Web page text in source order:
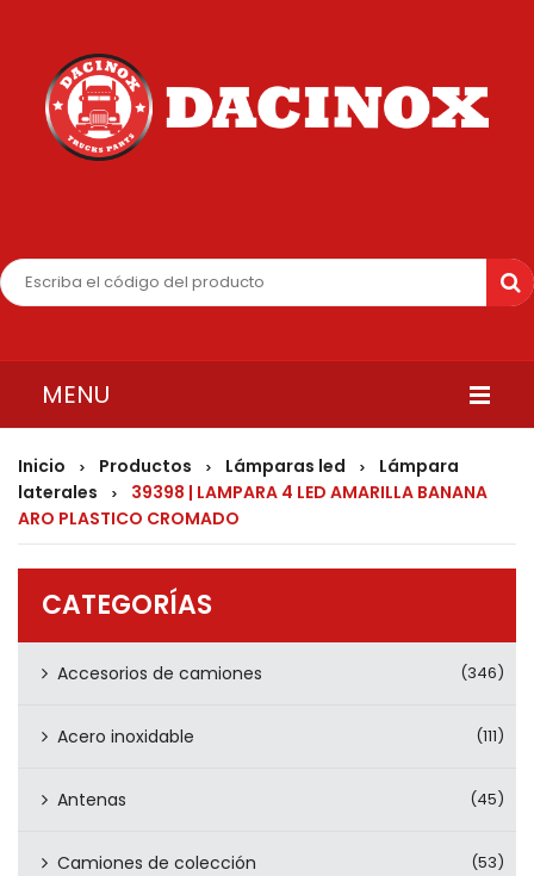
MENU
INICIO
QUIENES SOMOS
PRODUCTOS
CONTÁCTENOS
Inicio > Productos > Lámparas led >
Lámpara
laterales
>
39398 | LAMPARA 4 LED AMARILLA BANANA
ARO PLASTICO CROMADO
CATEGORÍAS
Accesorios de camiones (346)
Acero inoxidable (111)
Antenas (45)
Camiones de colección (53)